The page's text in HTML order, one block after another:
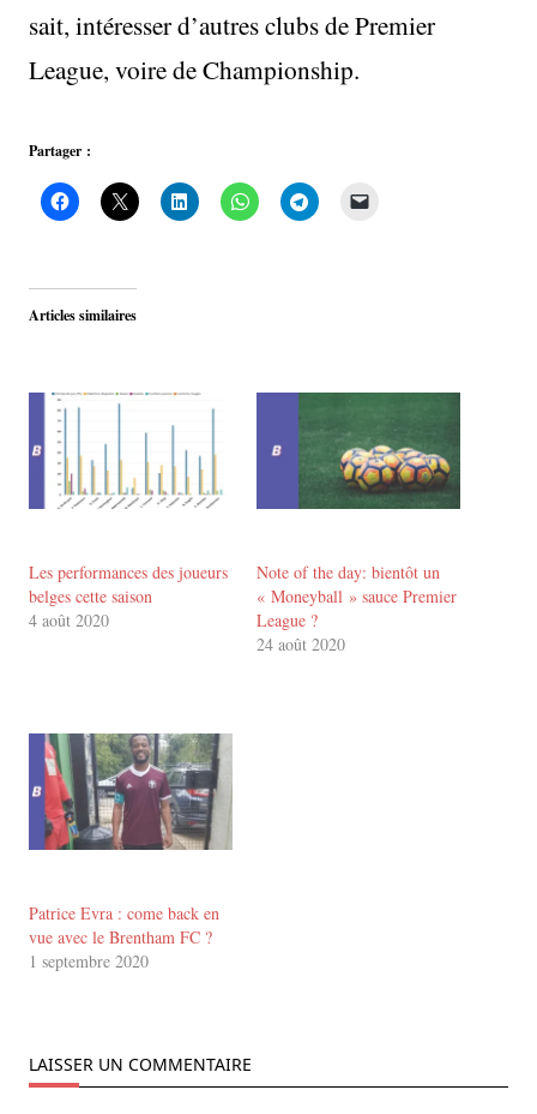
sait, intéresser d’autres clubs de Premier
League, voire de Championship.
Partager :
Articles similaires
Les performances des joueurs
belges cette saison
4 août 2020
Note of the day: bientôt un
« Moneyball » sauce Premier
League ?
24 août 2020
Patrice Evra : come back en
vue avec le Brentham FC ?
1 septembre 2020
LAISSER UN COMMENTAIRE